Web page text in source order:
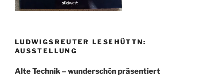
LUDWIGSREUTER LESEHÜTTN:
AUSSTELLUNG
Alte Technik – wunderschön präsentiert